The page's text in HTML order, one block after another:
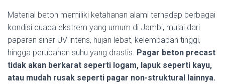
Material beton memiliki ketahanan alami terhadap berbagai
kondisi cuaca ekstrem yang umum di Jambi, mulai dari
paparan sinar UV intens, hujan lebat, kelembapan tinggi,
hingga perubahan suhu yang drastis. Pagar beton precast
tidak akan berkarat seperti logam, lapuk seperti kayu,
atau mudah rusak seperti pagar non-struktural lainnya.